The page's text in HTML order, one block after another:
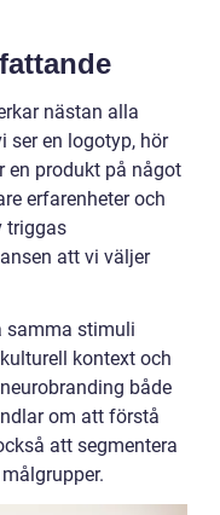
nästan alla
ser en logotyp, hör
en produkt på något
erfarenheter och
triggas
att vi väljer
samma stimuli
kontext och
både
om att förstå
att segmentera